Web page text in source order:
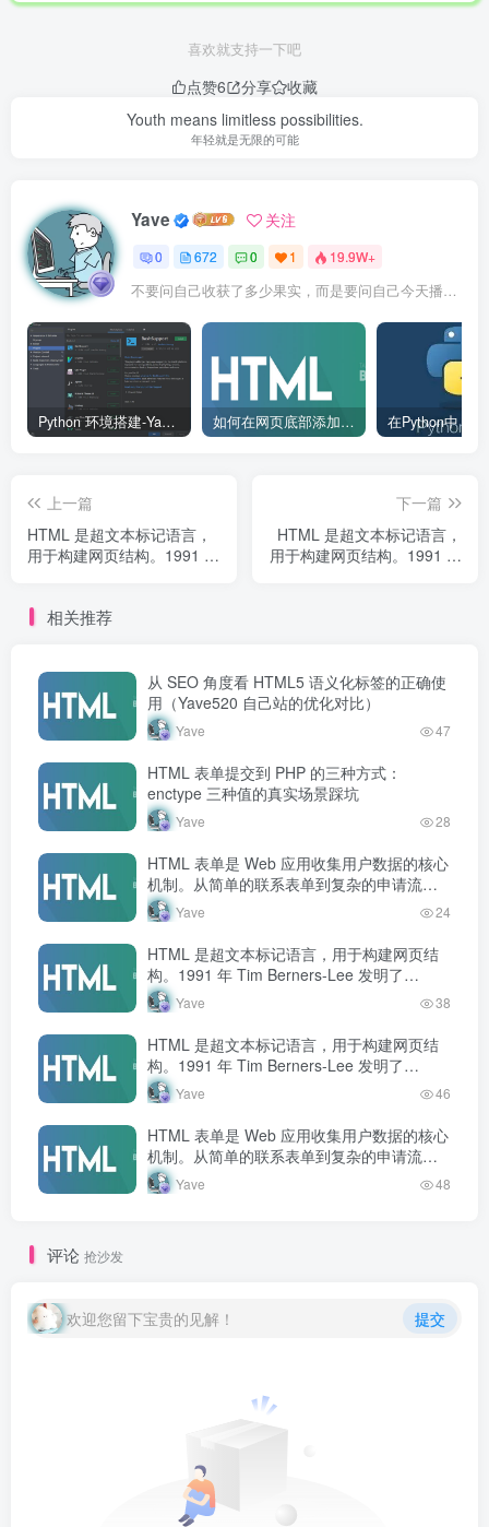
喜欢就支持一下吧
点赞6 分享
收藏
Youth means limitless possibilities.
年轻就是无限的可能
Yave 关注
0 672 0 1 19.9W+
不要问自己收获了多少果实，而是要问自己今天播种了多少种子
Python 环境搭建-Yave520-专业开发者社区 如何在网页底部添加版权信息？
上一篇
HTML 是超文本标记语言，
用于构建网页结构。1991 年
演进，现行标准为 HTML5...
下一篇
HTML 是超文本标记语言，
用于构建网页结构。1991 年
相关推荐
从 SEO 角度看 HTML5 语义化标签的正确使
用（Yave520 自己站的优化对比）
Yave 47
HTML 表单提交到 PHP 的三种方式：
enctype 三种值的真实场景踩坑
Yave 28
HTML 表单是 Web 应用收集用户数据的核心
机制。从简单的联系表单到复杂的申请流
程，表单几乎无处不在。掌握表单创建和处
理是 Web 开发者的必备技能。
Yave 24
HTML 是超文本标记语言，用于构建网页结
构。1991 年 Tim Berners-Lee 发明了
HTML，此后经历多个版本演进，现行标准为
HTML5…
Yave 38
HTML 是超文本标记语言，用于构建网页结
构。1991 年 Tim Berners-Lee 发明了
HTML，此后经历多个版本演进，现行标准为
HTML5…
Yave 46
HTML 表单是 Web 应用收集用户数据的核心
机制。从简单的联系表单到复杂的申请流
程，表单几乎无处不在。掌握表单创建和处
理是 Web 开发者的必备技能。
Yave 48
评论 抢沙发
欢迎您留下宝贵的见解！ 提交